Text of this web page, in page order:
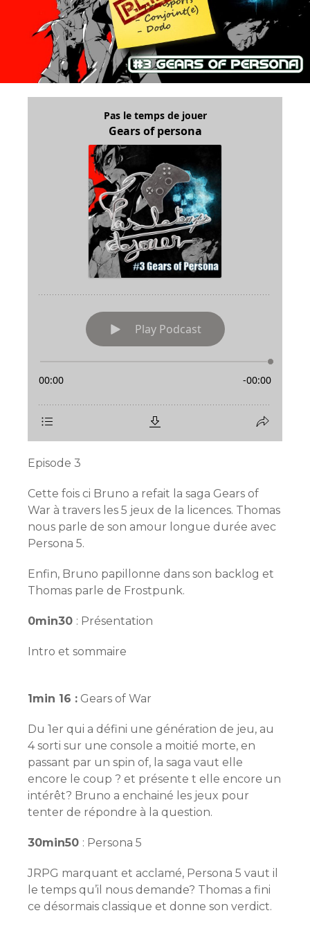
Episode 3
Cette fois ci Bruno a refait la saga Gears of
War à travers les 5 jeux de la licences. Thomas
nous parle de son amour longue durée avec
Persona 5.
Enfin, Bruno papillonne dans son backlog et
Thomas parle de Frostpunk.
0min30 : Présentation
Intro et sommaire
1min 16 : Gears of War
Du 1er qui a défini une génération de jeu, au
4 sorti sur une console a moitié morte, en
passant par un spin of, la saga vaut elle
encore le coup ? et présente t elle encore un
intérêt? Bruno a enchainé les jeux pour
tenter de répondre à la question.
30min50 : Persona 5
JRPG marquant et acclamé, Persona 5 vaut il
le temps qu’il nous demande? Thomas a fini
ce désormais classique et donne son verdict.